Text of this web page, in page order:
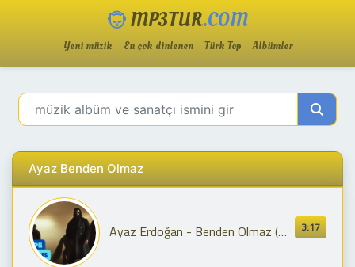
MP3TUR.COM
Yeni müzik En çok dinlenen Türk Top Albümler
Ayaz Benden Olmaz
3:17
Ayaz Erdoğan - Benden Olmaz (Official Video)